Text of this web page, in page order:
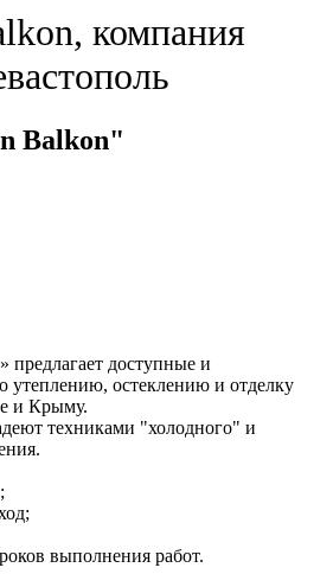
компания
Balkon"
доступные и
утеплению, остеклению и отделку
и Крыму.
техниками "холодного" и
выполнения работ.